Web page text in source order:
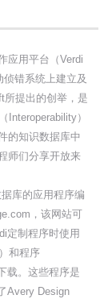
应用平台（Verdi
错系统上建立及
所提出的创举，是
Interoperability）
的知识数据库中
师们分享开放来
库的应用程序编
，该网站可
定制程序时使用
和程序
载。这些程序是
Avery Design